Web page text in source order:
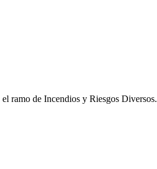
ramo de Incendios y Riesgos Diversos.